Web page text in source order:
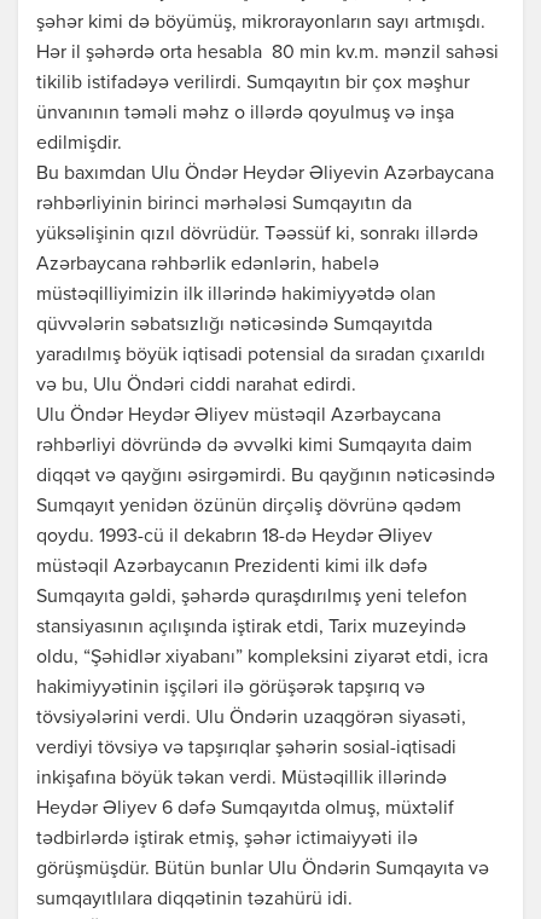
şəhər kimi də böyümüş, mikrorayonların sayı artmışdı.
Hər il şəhərdə orta hesabla 80 min kv.m. mənzil sahəsi
tikilib istifadəyə verilirdi. Sumqayıtın bir çox məşhur
ünvanının təməli məhz o illərdə qoyulmuş və inşa
edilmişdir.
Bu baxımdan Ulu Öndər Heydər Əliyevin Azərbaycana
rəhbərliyinin birinci mərhələsi Sumqayıtın da
yüksəlişinin qızıl dövrüdür. Təəssüf ki, sonrakı illərdə
Azərbaycana rəhbərlik edənlərin, habelə
müstəqilliyimizin ilk illərində hakimiyyətdə olan
qüvvələrin səbatsızlığı nəticəsində Sumqayıtda
yaradılmış böyük iqtisadi potensial da sıradan çıxarıldı
və bu, Ulu Öndəri ciddi narahat edirdi.
Ulu Öndər Heydər Əliyev müstəqil Azərbaycana
rəhbərliyi dövründə də əvvəlki kimi Sumqayıta daim
diqqət və qayğını əsirgəmirdi. Bu qayğının nəticəsində
Sumqayıt yenidən özünün dirçəliş dövrünə qədəm
qoydu. 1993-cü il dekabrın 18-də Heydər Əliyev
müstəqil Azərbaycanın Prezidenti kimi ilk dəfə
Sumqayıta gəldi, şəhərdə quraşdırılmış yeni telefon
stansiyasının açılışında iştirak etdi, Tarix muzeyində
oldu, “Şəhidlər xiyabanı” kompleksini ziyarət etdi, icra
hakimiyyətinin işçiləri ilə görüşərək tapşırıq və
tövsiyələrini verdi. Ulu Öndərin uzaqgörən siyasəti,
verdiyi tövsiyə və tapşırıqlar şəhərin sosial-iqtisadi
inkişafına böyük təkan verdi. Müstəqillik illərində
Heydər Əliyev 6 dəfə Sumqayıtda olmuş, müxtəlif
tədbirlərdə iştirak etmiş, şəhər ictimaiyyəti ilə
görüşmüşdür. Bütün bunlar Ulu Öndərin Sumqayıta və
sumqayıtlılara diqqətinin təzahürü idi.